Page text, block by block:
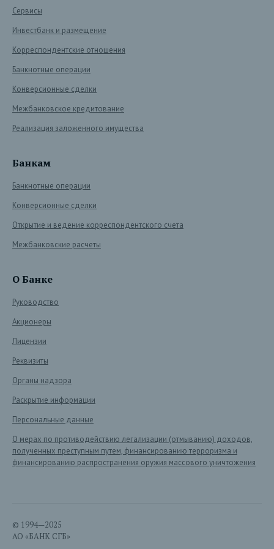
Сервисы
Инвестбанк и размещение
Корреспондентские отношения
Банкнотные операции
Конверсионные сделки
Межбанковское кредитование
Реализация заложенного имущества
Банкам
Банкнотные операции
Конверсионные сделки
Открытие и ведение корреспондентского счета
Межбанковские расчеты
О Банке
Руководство
Акционеры
Лицензии
Реквизиты
Органы надзора
Раскрытие информации
Персональные данные
О мерах по противодействию легализации (отмыванию) доходов,
полученных преступным путем, финансированию терроризма и
финансированию распространения оружия массового уничтожения
© 1994—2025
АО «БАНК СГБ»